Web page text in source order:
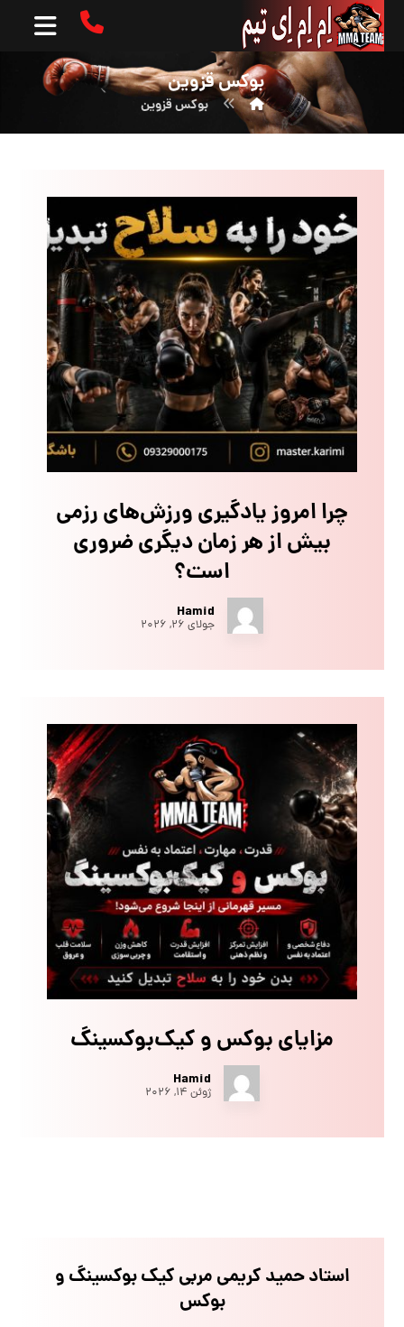
بوکس قزوین
بوکس قزوین
چرا امروز یادگیری ورزش‌های رزمی
بیش از هر زمان دیگری ضروری
است؟
Hamid
جولای ۲۶, ۲۰۲۶
مزایای بوکس و کیک‌بوکسینگ
Hamid
ژوئن ۱۴, ۲۰۲۶
استاد حمید کریمی مربی کیک بوکسینگ و
بوکس